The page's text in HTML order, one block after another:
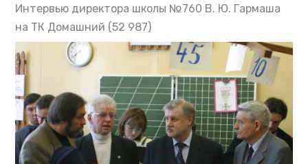
Интервью директора школы №760 В. Ю. Гармаша
на ТК Домашний (52 987)